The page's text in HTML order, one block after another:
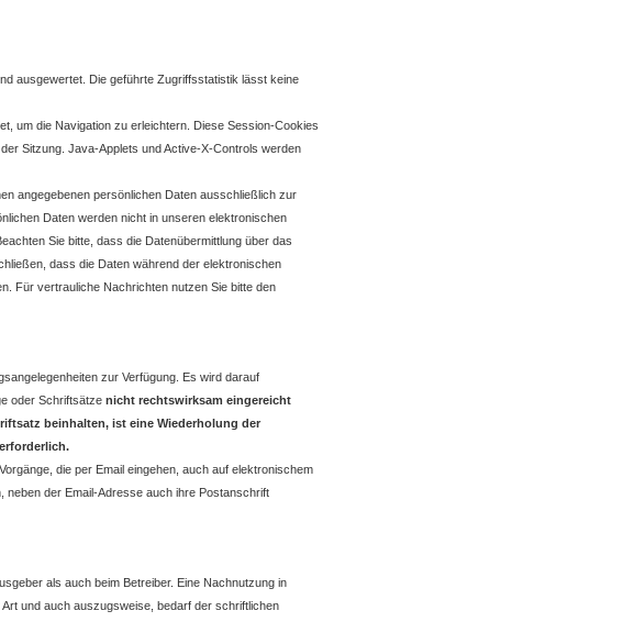
ausgewertet. Die geführte Zugriffsstatistik lässt keine
um die Navigation zu erleichtern. Diese Session-Cookies
Sitzung. Java-Applets und Active-X-Controls werden
angegebenen persönlichen Daten ausschließlich zur
Daten werden nicht in unseren elektronischen
Sie bitte, dass die Datenübermittlung über das
dass die Daten während der elektronischen
Für vertrauliche Nachrichten nutzen Sie bitte den
zur Verfügung. Es wird darauf
oder Schriftsätze nicht rechtswirksam eingereicht
beinhalten, ist eine Wiederholung der
die per Email eingehen, auch auf elektronischem
neben der Email-Adresse auch ihre Postanschrift
als auch beim Betreiber. Eine Nachnutzung in
und auch auszugsweise, bedarf der schriftlichen